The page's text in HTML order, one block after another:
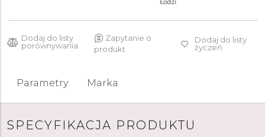
Dodaj do listy
porównywania
Zapytanie o
produkt
Dodaj do listy
życzeń
Parametry Marka
SPECYFIKACJA PRODUKTU